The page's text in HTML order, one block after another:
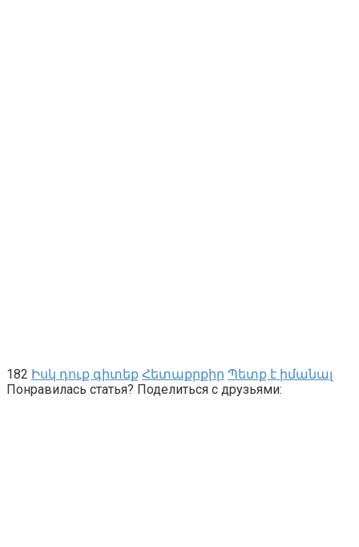
182 Իսկ դուք գիտեք Հետաքրքիր Պետք է իմանալ
Понравилась статья? Поделиться с друзьями: